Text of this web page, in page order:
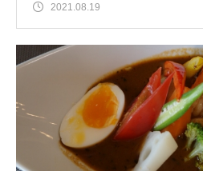
2021.08.19